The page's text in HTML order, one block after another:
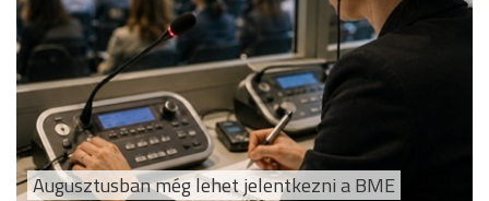
Augusztusban még lehet jelentkezni a BME